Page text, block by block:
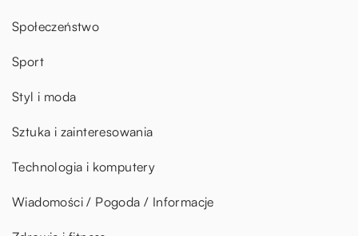
Społeczeństwo
Sport
Styl i moda
Sztuka i zainteresowania
Technologia i komputery
Wiadomości / Pogoda / Informacje